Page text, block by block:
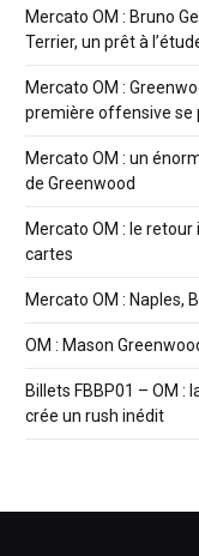
Mercato OM : Bruno
Terrier, un prêt à
Mercato OM :
première offensive se
Mercato OM : un
de Greenwood
Mercato OM : le
cartes
Mercato OM : Naples,
OM : Mason
Billets FBBP01 – OM
crée un rush inédit